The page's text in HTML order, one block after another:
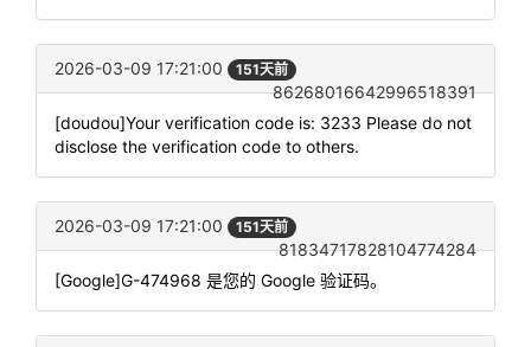
2026-03-09 17:21:00 151天前
86268016642996518391
[doudou]Your verification code is: 3233 Please do not
disclose the verification code to others.
2026-03-09 17:21:00 151天前
81834717828104774284
[Google]G-474968 是您的 Google 验证码。